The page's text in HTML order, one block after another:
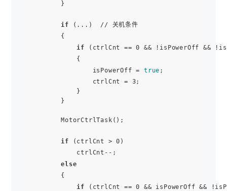
}
if (...)  // 关机条件
{
if (ctrlCnt == 0 && !isPowerOff &&
{
isPowerOff = true ;
ctrlCnt = 3;
}
}
MotorCtrlTask();
if (ctrlCnt > 0)
ctrlCnt--;
else
{
if (ctrlCnt == 0 && isPowerOff &&